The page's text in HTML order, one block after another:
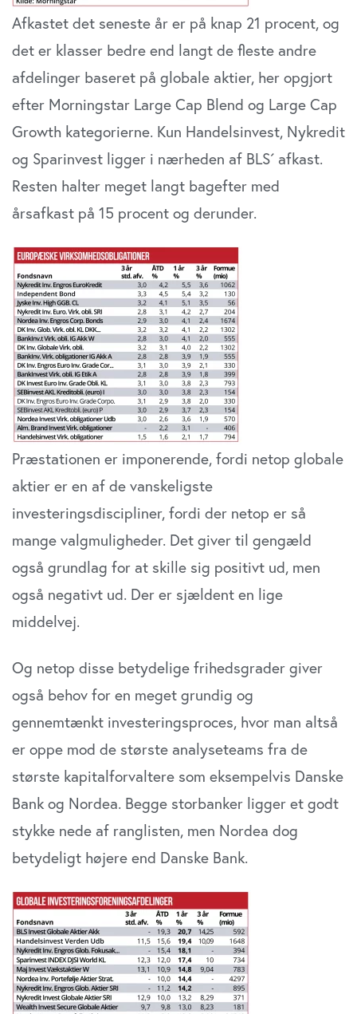
Afkastet det seneste år er på knap 21 procent, og
det er klasser bedre end langt de fleste andre
afdelinger baseret på globale aktier, her opgjort
efter Morningstar Large Cap Blend og Large Cap
Growth kategorierne. Kun Handelsinvest, Nykredit
og Sparinvest ligger i nærheden af BLS´ afkast.
Resten halter meget langt bagefter med
årsafkast på 15 procent og derunder.
Præstationen er imponerende, fordi netop globale
aktier er en af de vanskeligste
investeringsdiscipliner, fordi der netop er så
mange valgmuligheder. Det giver til gengæld
også grundlag for at skille sig positivt ud, men
også negativt ud. Der er sjældent en lige
middelvej.
Og netop disse betydelige frihedsgrader giver
også behov for en meget grundig og
gennemtænkt investeringsproces, hvor man altså
er oppe mod de største analyseteams fra de
største kapitalforvaltere som eksempelvis Danske
Bank og Nordea. Begge storbanker ligger et godt
stykke nede af ranglisten, men Nordea dog
betydeligt højere end Danske Bank.